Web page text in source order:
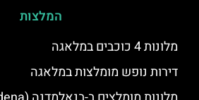
המלצות
מלונות 4 כוכבים במלאגה
דירות נופש מומלצות במלאגה